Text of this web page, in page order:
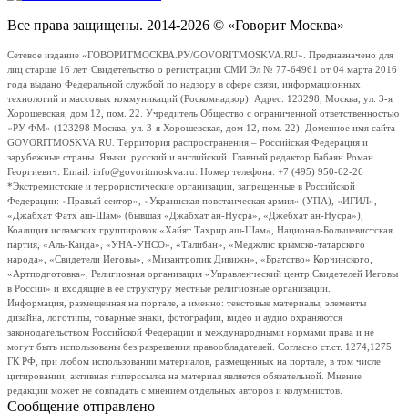
Все права защищены. 2014-2026 © «Говорит Москва»
Сетевое издание «ГОВОРИТМОСКВА.РУ/GOVORITMOSKVA.RU». Предназначено для
лиц старше 16 лет. Свидетельство о регистрации СМИ Эл № 77-64961 от 04 марта 2016
года выдано Федеральной службой по надзору в сфере связи, информационных
технологий и массовых коммуникаций (Роскомнадзор). Адрес: 123298, Москва, ул. 3-я
Хорошевская, дом 12, пом. 22. Учредитель Общество с ограниченной ответственностью
«РУ ФМ» (123298 Москва, ул. 3-я Хорошевская, дом 12, пом. 22). Доменное имя сайта
GOVORITMOSKVA.RU. Территория распространения – Российская Федерация и
зарубежные страны. Языки: русский и английский. Главный редактор Бабаян Роман
Георгиевич. Email: info@govoritmoskva.ru. Номер телефона: +7 (495) 950-62-26
*Экстремистские и террористические организации, запрещенные в Российской
Федерации: «Правый сектор», «Украинская повстанческая армия» (УПА), «ИГИЛ»,
«Джабхат Фатх аш-Шам» (бывшая «Джабхат ан-Нусра», «Джебхат ан-Нусра»),
Коалиция исламских группировок «Хайят Тахрир аш-Шам», Национал-Большевистская
партия, «Аль-Каида», «УНА-УНСО», «Талибан», «Меджлис крымско-татарского
народа», «Свидетели Иеговы», «Мизантропик Дивижн», «Братство» Корчинского,
«Артподготовка», Религиозная организация «Управленческий центр Свидетелей Иеговы
в России» и входящие в ее структуру местные религиозные организации.
Информация, размещенная на портале, а именно: текстовые материалы, элементы
дизайна, логотипы, товарные знаки, фотографии, видео и аудио охраняются
законодательством Российской Федерации и международными нормами права и не
могут быть использованы без разрешения правообладателей. Согласно ст.ст. 1274,1275
ГК РФ, при любом использовании материалов, размещенных на портале, в том числе
цитировании, активная гиперссылка на материал является обязательной. Мнение
редакции может не совпадать с мнением отдельных авторов и колумнистов.
Сообщение отправлено